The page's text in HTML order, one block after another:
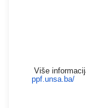
Više
ppf.unsa.ba/